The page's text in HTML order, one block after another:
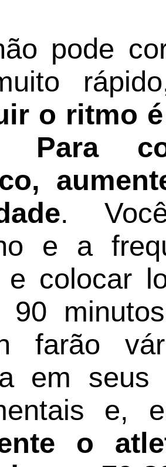
pode
o ritmo
Para
.
e a
e colocar
90
farão
em seus
e,
o